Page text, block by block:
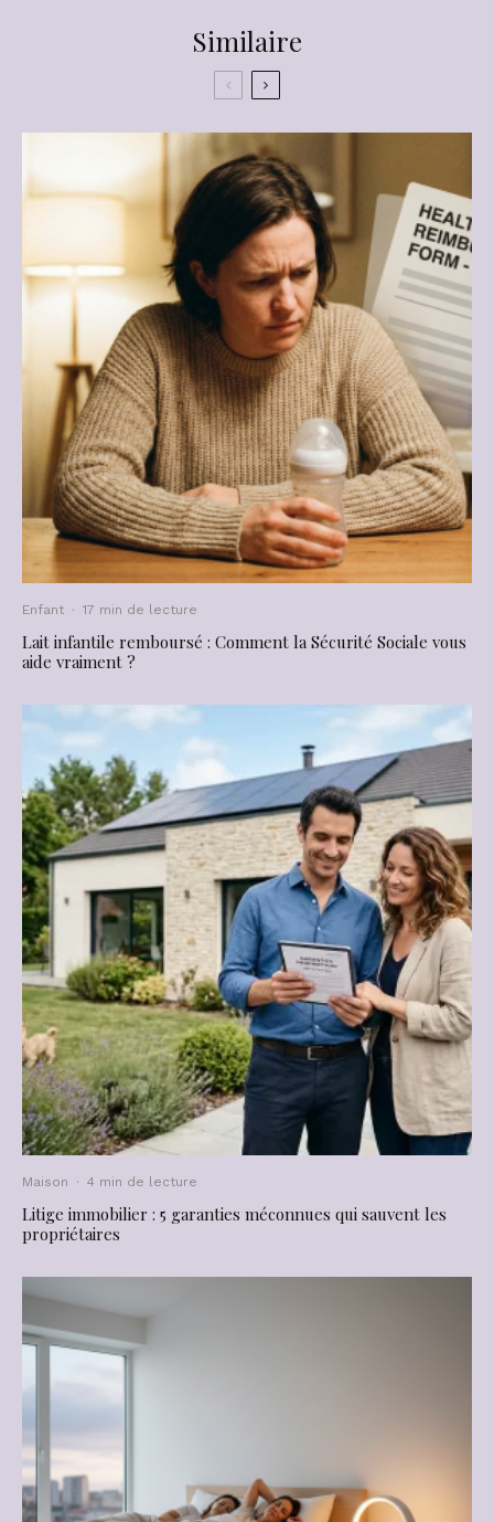
Similaire
Enfant · 17 min de lecture
Lait infantile remboursé : Comment la Sécurité Sociale vous
aide vraiment ?
Maison · 4 min de lecture
Litige immobilier : 5 garanties méconnues qui sauvent les
propriétaires